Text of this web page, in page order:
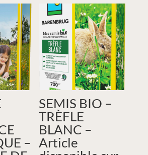
–
SEMIS BIO –
TRÈFLE
BLANC –
Article